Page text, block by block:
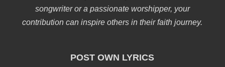
songwriter or a passionate worshipper, your
contribution can inspire others in their faith journey.
POST OWN LYRICS